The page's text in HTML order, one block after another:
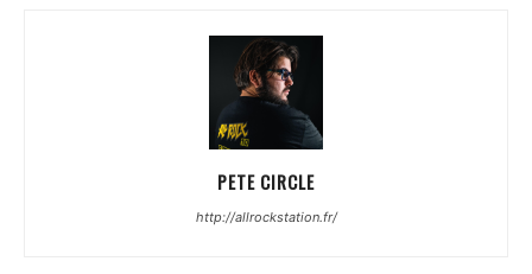
PETE CIRCLE
http://allrockstation.fr/